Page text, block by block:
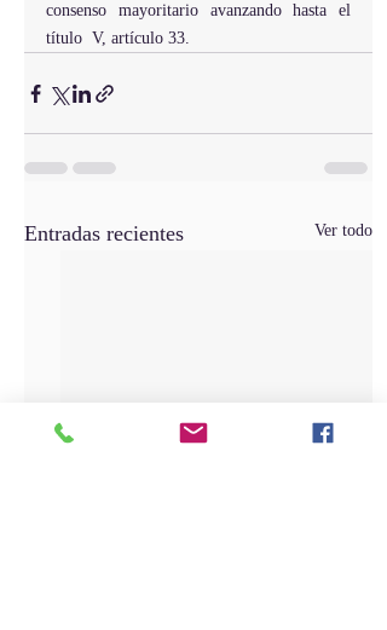
consenso mayoritario avanzando hasta el
título  V, artículo 33.
Entradas recientes Ver todo